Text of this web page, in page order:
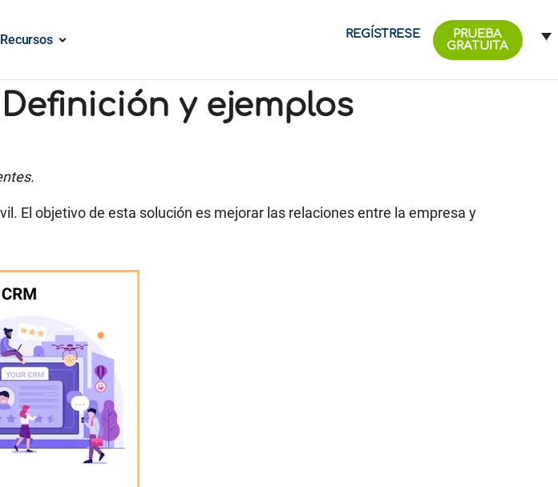
Recursos REGÍSTRESE
PRUEBA
GRATUITA
y ejemplos
.
El objetivo de esta solución es mejorar las relaciones entre la empresa y